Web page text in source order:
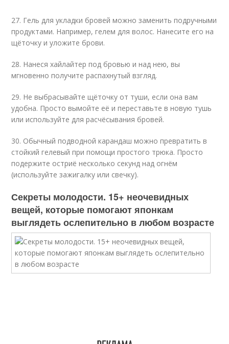
27. Гель для укладки бровей можно заменить подручными
продуктами. Например, гелем для волос. Нанесите его на
щёточку и уложите брови.
28. Нанеся хайлайтер под бровью и над нею, вы
мгновенно получите распахнутый взгляд.
29. Не выбрасывайте щёточку от туши, если она вам
удобна. Просто вымойте её и переставьте в новую тушь
или используйте для расчёсывания бровей.
30. Обычный подводной карандаш можно превратить в
стойкий гелевый при помощи простого трюка. Просто
подержите остриё несколько секунд над огнём
(используйте зажигалку или свечку).
Секреты молодости. 15+ неочевидных
вещей, которые помогают японкам
выглядеть ослепительно в любом возрасте